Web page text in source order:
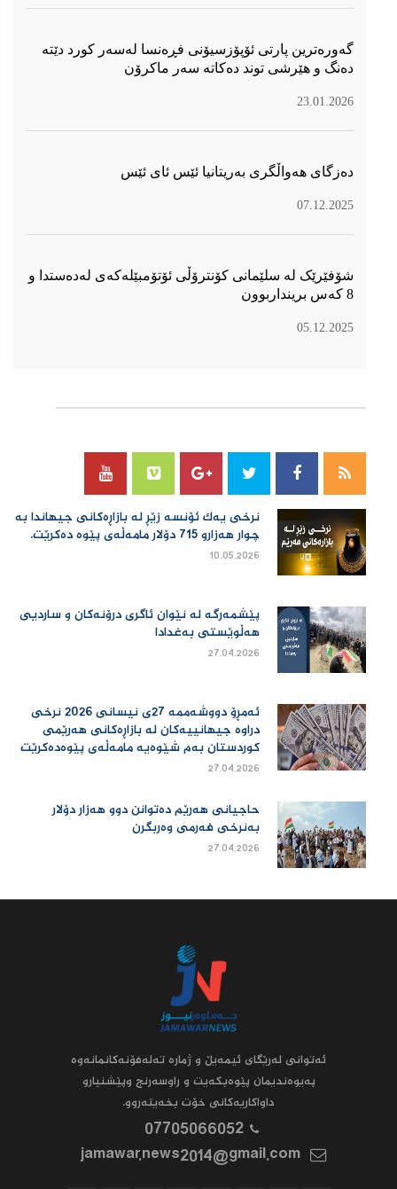
گەورەترین پارتی ئۆپۆزسیۆنی فڕەنسا لەسەر كورد دێتە
دەنگ و هێرشی توند دەكاتە سەر ماكرۆن
23.01.2026
دەزگای هەواڵگری بەریتانیا ئێس ئای ئێس
07.12.2025
شۆفێرێک لە سلێمانی کۆنترۆڵی ئۆتۆمبێلەکەی لەدەستدا و
8 کەس برینداربوون
05.12.2025
نرخی یەك ئۆنسە زێڕ لە بازاڕەكانی جیهاندا بە
چوار هەزارو 715 دۆلار مامەڵەی پێوە دەكرێت.
10.05.2026
پێشمەرگە لە نێوان ئاگری درۆنەکان و ساردیی
هەڵوێستی بەغدادا
27.04.2026
ئەمڕۆ دووشەممە 27ی نیسانی 2026 نرخی
دراوە جیهانییەكان لە بازاڕەكانی هەرێمی
كوردستان بەم شێوەیە مامەڵەی پێوەدەكرێت
27.04.2026
حاجیانی هەرێم دەتوانن دوو هەزار دۆلار
بەنرخی فەرمی وەربگرن
27.04.2026
ئه‌توانى له‌رێگاى ئیمه‌یڵ و ژماره‌ ته‌له‌فۆنه‌کانمانه‌وه‌
په‌یوه‌ندیمان پێوه‌بکه‌یت و راوسه‌رنج وپێشنیارو
داواکاریه‌کانى خۆت بخه‌یته‌روو.
07705066052
jamawar.news2014@gmail.com